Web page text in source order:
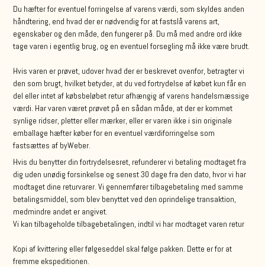
Du hæfter for eventuel forringelse af varens værdi, som skyldes anden
håndtering, end hvad der er nødvendig for at fastslå varens art,
egenskaber og den måde, den fungerer på. Du må med andre ord ikke
tage varen i egentlig brug, og en eventuel forsegling må ikke være brudt.
Hvis varen er prøvet, udover hvad der er beskrevet ovenfor, betragter vi
den som brugt, hvilket betyder, at du ved fortrydelse af købet kun får en
del eller intet af købsbeløbet retur afhængig af varens handelsmæssige
værdi. Har varen været prøvet på en sådan måde, at der er kommet
synlige ridser, pletter eller mærker, eller er varen ikke i sin originale
emballage hæfter køber for en eventuel værdiforringelse som
fastsættes af byWeber.
Hvis du benytter din fortrydelsesret, refunderer vi betaling modtaget fra
dig uden unødig forsinkelse og senest 30 dage fra den dato, hvor vi har
modtaget dine returvarer. Vi gennemfører tilbagebetaling med samme
betalingsmiddel, som blev benyttet ved den oprindelige transaktion,
medmindre andet er angivet.
Vi kan tilbageholde tilbagebetalingen, indtil vi har modtaget varen retur
Kopi af kvittering eller følgeseddel skal følge pakken. Dette er for at
fremme ekspeditionen.